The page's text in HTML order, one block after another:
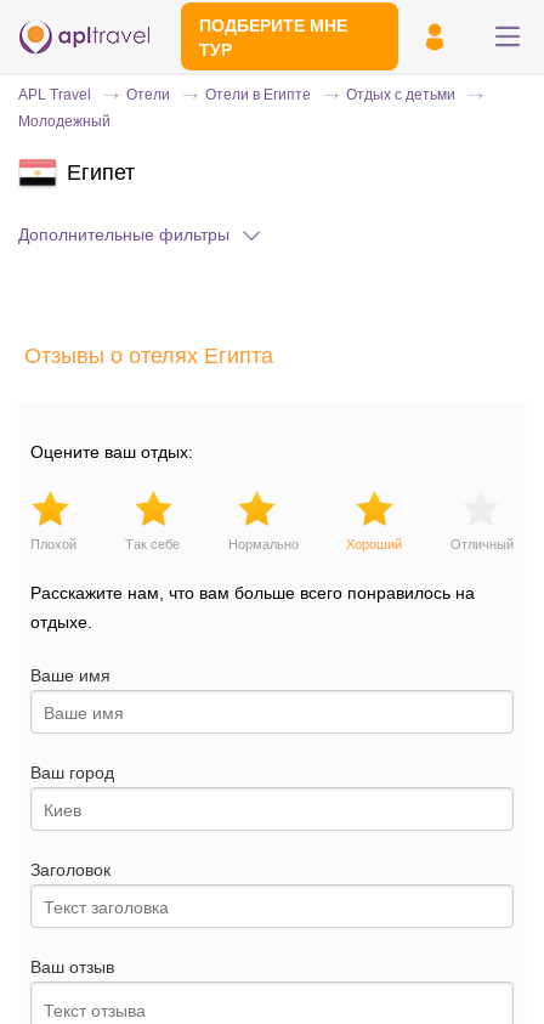
ПОДБЕРИТЕ МНЕ
ТУР
APL Travel Отели Отели в Египте
Отдых с детьми
Молодежный
Египет
Дополнительные фильтры
Отзывы о отелях Египта
Оцените ваш отдых:
Плохой Так себе Нормально Хороший Отличный
Расскажите нам, что вам больше всего понравилось на
отдыхе.
Ваше имя
Ваш город
Заголовок
Ваш отзыв